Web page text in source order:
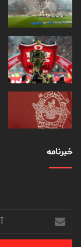
خبرنامه
آدرس
ایمیل
خود